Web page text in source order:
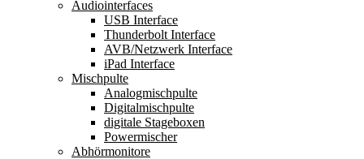
Audiointerfaces
USB Interface
Thunderbolt Interface
AVB/Netzwerk Interface
iPad Interface
Mischpulte
Analogmischpulte
Digitalmischpulte
digitale Stageboxen
Powermischer
Abhörmonitore